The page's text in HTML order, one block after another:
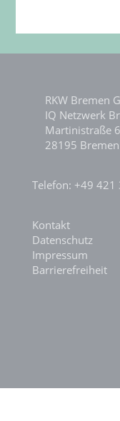
RKW Bremen
IQ Netzwerk
Martinistraße
28195 Bremen
Telefon: +49 421
Kontakt
Datenschutz
Impressum
Barrierefreiheit